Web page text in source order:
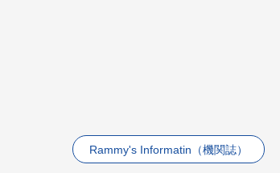
Rammy's Informatin（機関誌）